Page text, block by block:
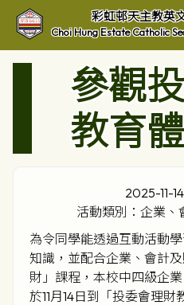
彩虹邨天主教英
Choi Hung Estate Catholic
參觀
教育
2025-11-
活動類別：企業、
為令同學能透過互動活動
知識，並配合企業、會計
財」課程，本校中四級企
於11月14日到「投委會理